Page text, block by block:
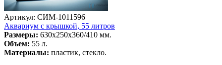
Артикул: СИМ-1011596
Аквариум с крышкой, 55 литров
Размеры: 630х250х360/410 мм.
Объем: 55 л.
Материалы: пластик, стекло.